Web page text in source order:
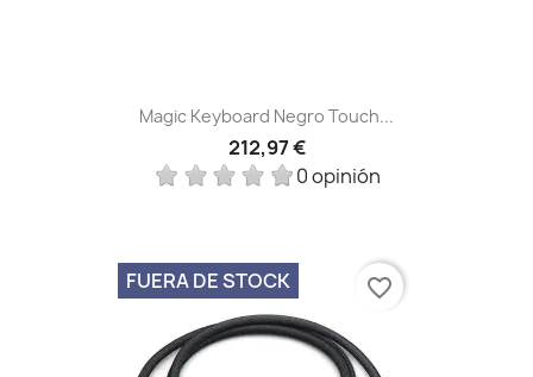
Magic Keyboard Negro Touch...
212,97 €
0 opinión
FUERA DE STOCK favorite_border